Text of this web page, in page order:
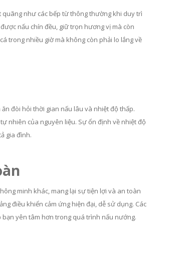
quãng như các bếp từ thông thường khi duy trì
nấu chín đều, giữ trọn hương vị mà còn
trong nhiều giờ mà không còn phải lo lắng về
đòi hỏi thời gian nấu lâu và nhiệt độ thấp.
nhiên của nguyên liệu. Sự ổn định về nhiệt độ
gia đình.
minh khác, mang lại sự tiện lợi và an toàn
điều khiển cảm ứng hiện đại, dễ sử dụng. Các
yên tâm hơn trong quá trình nấu nướng.